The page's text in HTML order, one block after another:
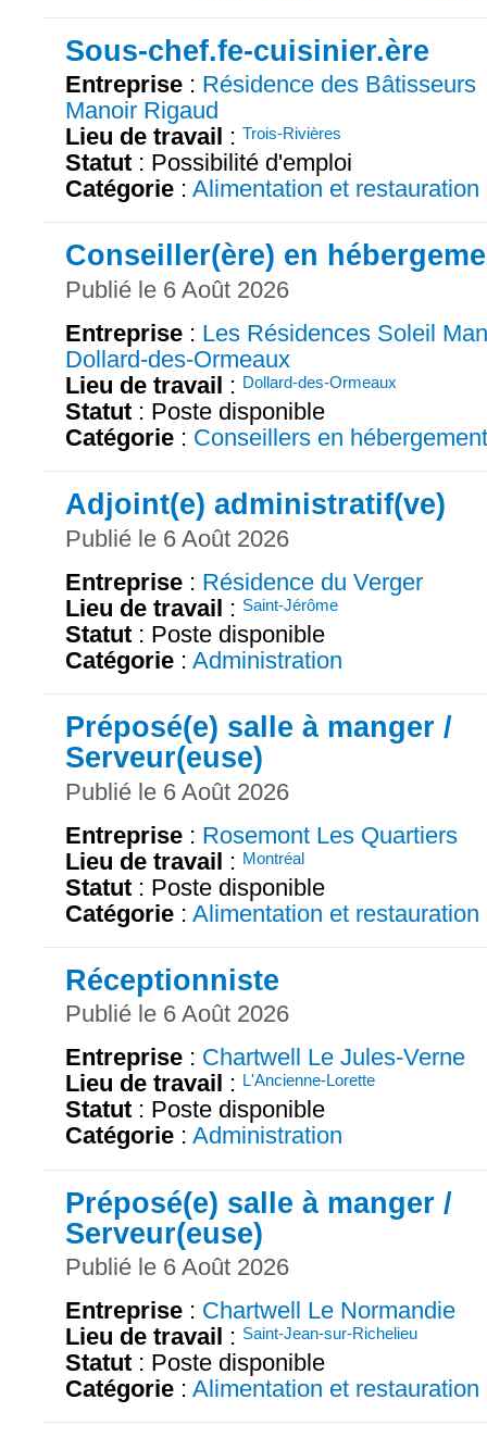
Sous-chef.fe-cuisinier.ère
Entreprise : Résidence des Bâtisseurs
Manoir Rigaud
Lieu de travail : Trois-Rivières
Statut : Possibilité d'emploi
Catégorie : Alimentation et restauration
Conseiller(ère) en
Publié le 6 Août 2026
Entreprise : Les Résidences Soleil
Dollard-des-Ormeaux
Lieu de travail : Dollard-des-Ormeaux
Statut : Poste disponible
Catégorie : Conseillers en hébergement
Adjoint(e) administratif(ve)
Publié le 6 Août 2026
Entreprise : Résidence du Verger
Lieu de travail : Saint-Jérôme
Statut : Poste disponible
Catégorie : Administration
Préposé(e) salle à manger /
Serveur(euse)
Publié le 6 Août 2026
Entreprise : Rosemont Les Quartiers
Lieu de travail : Montréal
Statut : Poste disponible
Catégorie : Alimentation et restauration
Réceptionniste
Publié le 6 Août 2026
Entreprise : Chartwell Le Jules-Verne
Lieu de travail : L'Ancienne-Lorette
Statut : Poste disponible
Catégorie : Administration
Préposé(e) salle à manger /
Serveur(euse)
Publié le 6 Août 2026
Entreprise : Chartwell Le Normandie
Lieu de travail : Saint-Jean-sur-Richelieu
Statut : Poste disponible
Catégorie : Alimentation et restauration